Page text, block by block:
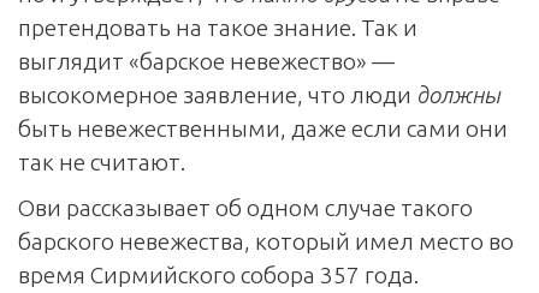
претендовать на такое знание. Так и
выглядит «барское невежество» —
высокомерное заявление, что люди должны
быть невежественными, даже если сами они
так не считают.
Ови рассказывает об одном случае такого
барского невежества, который имел место во
время Сирмийского собора 357 года.